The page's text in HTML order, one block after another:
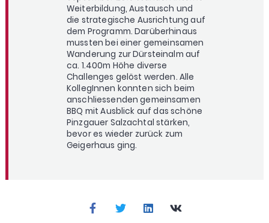
Weiterbildung, Austausch und
die strategische Ausrichtung auf
dem Programm. Darüberhinaus
mussten bei einer gemeinsamen
Wanderung zur Dürsteinalm auf
ca. 1.400m Höhe diverse
Challenges gelöst werden. Alle
KollegInnen konnten sich beim
anschliessenden gemeinsamen
BBQ mit Ausblick auf das schöne
Pinzgauer Salzachtal stärken,
bevor es wieder zurück zum
Geigerhaus ging.